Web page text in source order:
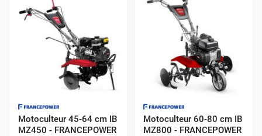
Motoculteur 45-64 cm IB
MZ450 - FRANCEPOWER
Motoculteur 60-80 cm IB
MZ800 - FRANCEPOWER